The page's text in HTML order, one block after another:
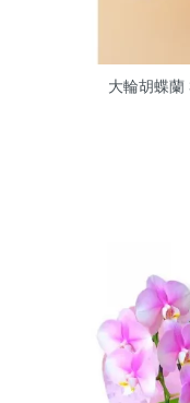
大輪胡蝶蘭